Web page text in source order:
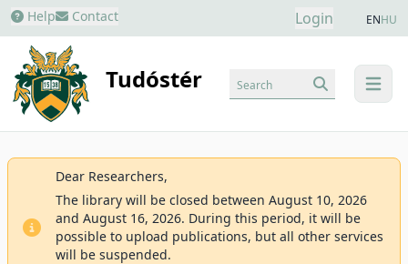
Help Contact Login ENHU
Tudóstér menu
Search
Dear Researchers,
The library will be closed between August 10, 2026
and August 16, 2026. During this period, it will be
possible to upload publications, but all other services
will be suspended.